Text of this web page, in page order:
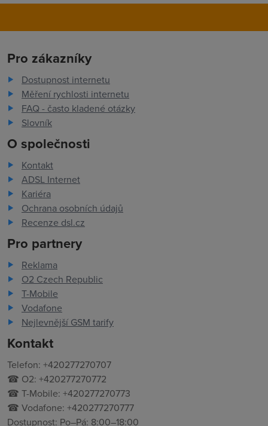
Pro zákazníky
Dostupnost internetu
Měření rychlosti internetu
FAQ - často kladené otázky
Slovník
O společnosti
Kontakt
ADSL Internet
Kariéra
Ochrana osobních údajů
Recenze dsl.cz
Pro partnery
Reklama
O2 Czech Republic
T-Mobile
Vodafone
Nejlevnější GSM tarify
Kontakt
Telefon: +420277270707
☎ O2: +420277270772
☎ T-Mobile: +420277270773
☎ Vodafone: +420277270777
Dostupnost: Po–Pá: 8:00–18:00